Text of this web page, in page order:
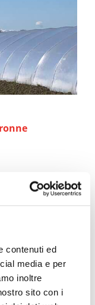
contenuti ed
media e per
inoltre
sito con i